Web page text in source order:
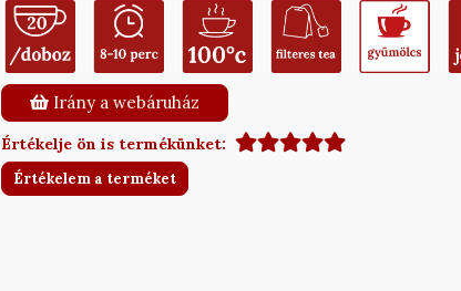
Irány a webáruház
Értékelje ön is termékünket:
Értékelem a terméket